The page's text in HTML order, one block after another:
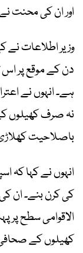
اور ان کی محنت
وزیر اطلاعات
دن کے موقع پر
ہے۔ انہوں نے
نہ صرف کھیلوں
باصلاحیت کھلاڑی
انہوں نے کہا کہ
کی کرن بنے۔ ان
الاقوامی سطح پر
کھیلوں کے